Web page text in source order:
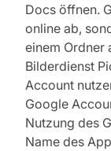
Docs öffnen.
online ab,
einem Ordner
Bilderdienst
Account
Google
Nutzung des
Name des